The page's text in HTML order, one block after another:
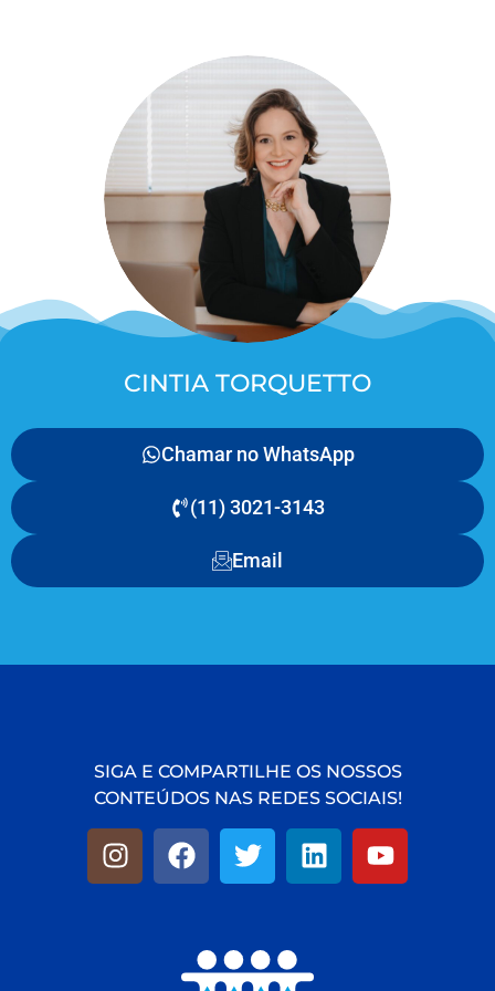
CINTIA TORQUETTO
Chamar no WhatsApp
(11) 3021-3143
Email
SIGA E COMPARTILHE OS NOSSOS
CONTEÚDOS NAS REDES SOCIAIS!